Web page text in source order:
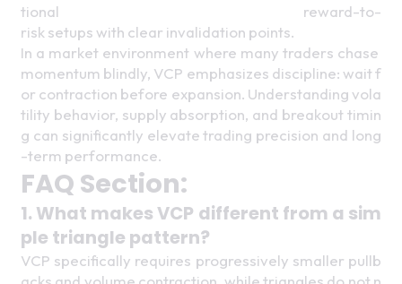
tional reward-to-
risk setups with clear invalidation points.
In a market environment where many traders chase
momentum blindly, VCP emphasizes discipline: wait f
or contraction before expansion. Understanding vola
tility behavior, supply absorption, and breakout timin
g can significantly elevate trading precision and long
-term performance.
FAQ Section:
1. What makes VCP different from a sim
ple triangle pattern?
VCP specifically requires progressively smaller pullb